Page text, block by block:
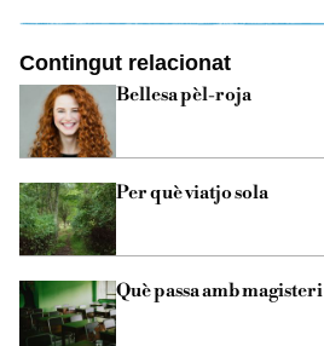
Contingut relacionat
Bellesa pèl-roja
Per què viatjo sola
Què passa amb magisteri